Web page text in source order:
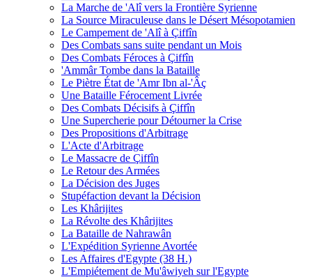
La Marche de 'Alî vers la Frontière Syrienne
La Source Miraculeuse dans le Désert Mésopotamien
Le Campement de 'Alî à Çiffîn
Des Combats sans suite pendant un Mois
Des Combats Féroces à Çiffîn
'Ammâr Tombe dans la Bataille
Le Piètre État de 'Amr Ibn al-'Âç
Une Bataille Férocement Livrée
Des Combats Décisifs à Çiffîn
Une Supercherie pour Détourner la Crise
Des Propositions d'Arbitrage
L'Acte d'Arbitrage
Le Massacre de Çiffîn
Le Retour des Armées
La Décision des Juges
Stupéfaction devant la Décision
Les Khârijites
La Révolte des Khârijites
La Bataille de Nahrawân
L'Expédition Syrienne Avortée
Les Affaires d'Egypte (38 H.)
L'Empiétement de Mu'âwiyeh sur l'Egypte